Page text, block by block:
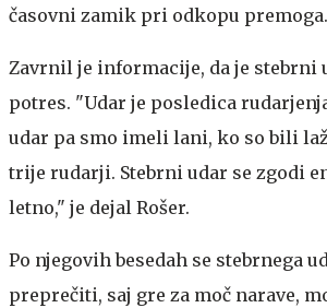
časovni zamik pri odkopu premoga.
Zavrnil je informacije, da je stebrni
potres. "Udar je posledica
udar pa smo imeli lani, ko so bili
trije rudarji. Stebrni udar se zgodi
letno," je dejal Rošer.
Po njegovih besedah se stebrnega
preprečiti, saj gre za moč narave,